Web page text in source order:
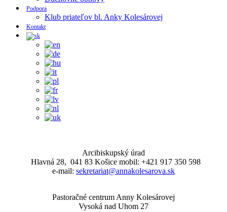
Podpora
Klub priateľov bl. Anky Kolesárovej
Kontakt
Arcibiskupský úrad
Hlavná 28, 041 83 Košice mobil: +421 917 350 598
e-mail: sekretariat@annakolesarova.sk
Pastoračné centrum Anny Kolesárovej
Vysoká nad Uhom 27